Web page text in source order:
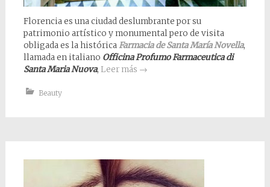
Florencia es una ciudad deslumbrante por su
patrimonio artístico y monumental pero de visita
obligada es la históricaFarmacia de Santa María Novella,
llamada en italiano Officina Profumo Farmaceutica di
Santa Maria Nuova, Leer más →
Beauty